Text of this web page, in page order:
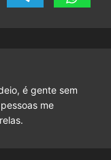
é gente sem
me